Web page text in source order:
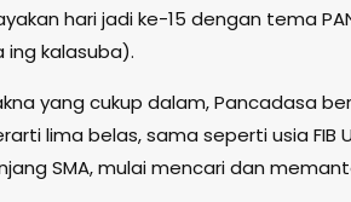
hari jadi ke-15 dengan tema
ing kalasuba).
yang cukup dalam, Pancadasa
lima belas, sama seperti usia FIB
SMA, mulai mencari dan